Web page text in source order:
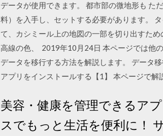
データが使用できます。 都市部の微地形も た
料）を入手し、セットする必要があります。
て、カシミール上の地図の一部を切り出すた
高線の色、 2019年10月24日 本ページでは他
データを移行する方法を解説します。 データ
アプリをインストールする【1】 本ページで解
美容・健康を管理できるア
スでもっと生活を便利に！